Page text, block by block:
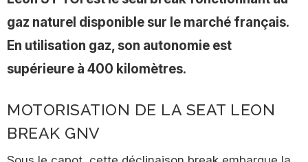
gaz naturel disponible sur le marché français.
En utilisation gaz, son autonomie est
supérieure à 400 kilomètres.
MOTORISATION DE LA SEAT LEON
BREAK GNV